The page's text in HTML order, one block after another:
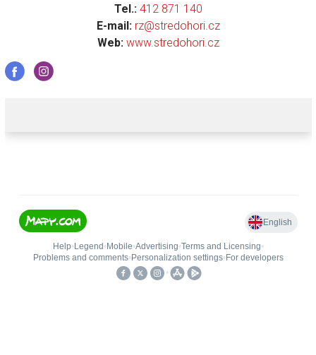
Tel.: 412 871 140
E-mail: rz@stredohori.cz
Web: www.stredohori.cz